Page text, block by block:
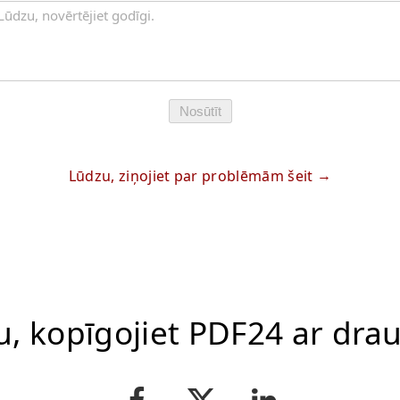
Nosūtīt
Lūdzu, ziņojiet par problēmām šeit
kopīgojiet PDF24 ar